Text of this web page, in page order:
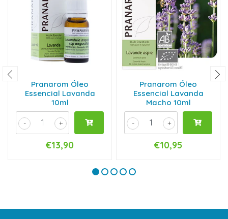
Pranarom Óleo
Essencial Lavanda
10ml
+
-
€13,90
Pranarom Óleo
Essencial Lavanda
Macho 10ml
+
-
€10,95